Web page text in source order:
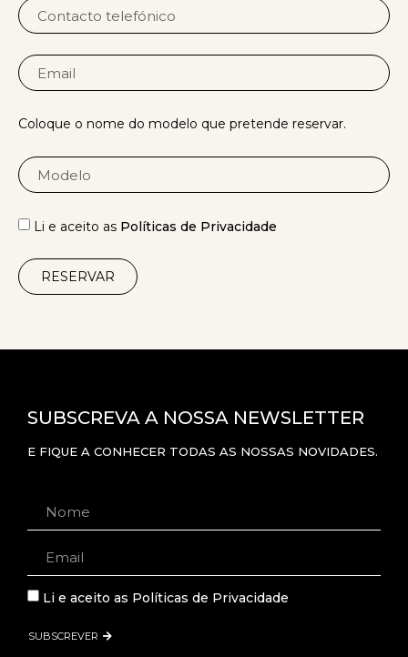
Coloque o nome do modelo que pretende reservar.
Li e aceito as Políticas de Privacidade
RESERVAR
SUBSCREVA A NOSSA NEWSLETTER
E FIQUE A CONHECER TODAS AS NOSSAS NOVIDADES.
Li e aceito as Políticas de Privacidade
SUBSCREVER